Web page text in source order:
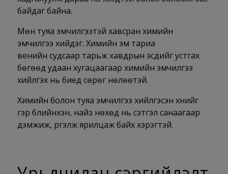
байдаг байна.
Мөн туяа эмчилгээтэй хавсран химийн
эмчилгээ хийдэг. Химийн эм тариа
венийн судсаар тарьж хавдрын эсүүдийг устгах
бөгөөд удаан хугацаагаар химийн эмчилгээ
хийлгэх нь биед сөрөг нөлөөтэй.
Химийн болон туяа эмчилгээ хийлгэсэн хүнийг
гэр бүлийнхэн, найз нөхөд нь сэтгэл санаагаар
дэмжиж, үргэлж ярилцаж байх хэрэгтэй.